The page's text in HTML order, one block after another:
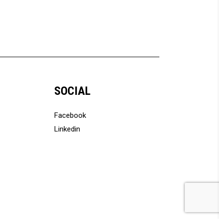
SOCIAL
Facebook
Linkedin